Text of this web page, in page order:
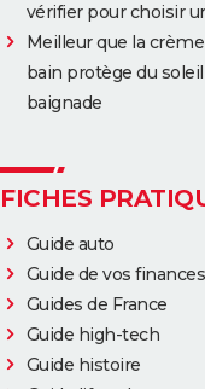
vérifier pour choisir
Meilleur que la
bain protège du
baignade
FICHES
Guide auto
Guide de vos finances
Guides de France
Guide high-tech
Guide histoire